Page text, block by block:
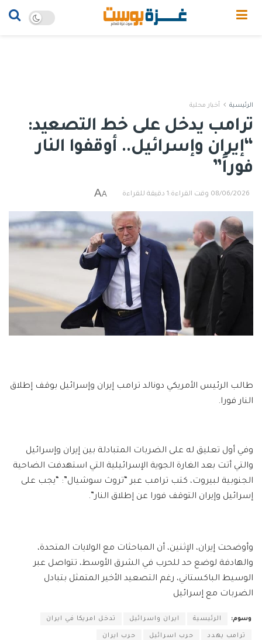
الرئيسية أخبار محلية
ترامب يدخل على خط التصعيد:
“إيران وإسرائيل.. أوقفوا النار
فوراً”
08/06/2026 وقت القراءة:1 دقيقة للقراءة A
A
طالب الرئيس الأمريكي دونالد ترامب إيران وإسرائيل بوقف إطلاق
النار فورا.
وفي أول تعليق له على الضربات المتبادلة بين إيران وإسرائيل
والتي أتت بعد الغارة الجوية الإسرائيلية التي استهدفت الضاحية
الجنوبية لبيروت، كتب ترامب عبر “تروث سوشيال”: “يجب على
إسرائيل وإيران التوقف فورا عن إطلاق النار”.
وأوضحت إيران، الإثنين، أن المباحثات مع الولايات المتحدة،
والهادفة لوضع حد للحرب في الشرق الأوسط، تتواصل عبر
الوسيط الباكستاني، رغم التصعيد الأخير المتمثل بتبادل
الضربات مع إسرائيل
وسوم: الرئيسية ايران واسرائيل تدخل امريكا في ايران
ترامب يهدد حرب اسرائيل حرب ايران